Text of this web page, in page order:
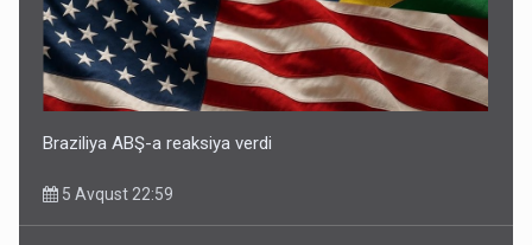
Braziliya ABŞ-a reaksiya verdi
5 Avqust 22:59